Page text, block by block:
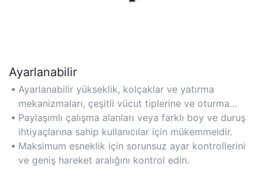
Ayarlanabilir
Ayarlanabilir yükseklik, kolçaklar ve yatırma
mekanizmaları, çeşitli vücut tiplerine ve oturma
tercihlerine uyum sağlar.
Paylaşımlı çalışma alanları veya farklı boy ve duruş
ihtiyaçlarına sahip kullanıcılar için mükemmeldir.
Maksimum esneklik için sorunsuz ayar kontrollerini
ve geniş hareket aralığını kontrol edin.